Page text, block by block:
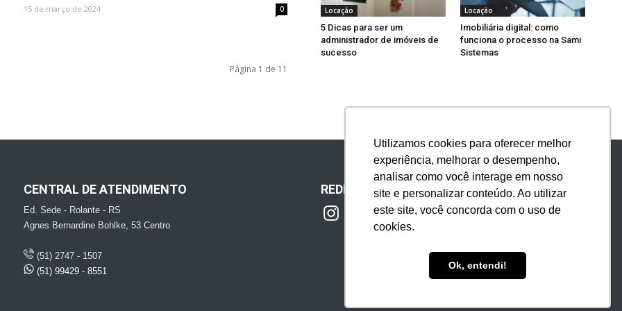
Utilizamos cookies para oferecer melhor
experiência, melhorar o desempenho,
analisar como você interage em nosso
site e personalizar conteúdo. Ao utilizar
este site, você concorda com o uso de
cookies.
Ok, entendi!
15 de março de 2024 0
Página 1 de 11
Locação
5 Dicas para ser um
administrador de imóveis de
sucesso
Locação
Imobiliária digital: como
funciona o processo na Sami
Sistemas
CENTRAL DE ATENDIMENTO
Ed. Sede - Rolante - RS
Agnes Bernardine Bohlke, 53 Centro
(51) 2747 - 1507
(51) 99429 - 8551
REDES SOCIAIS